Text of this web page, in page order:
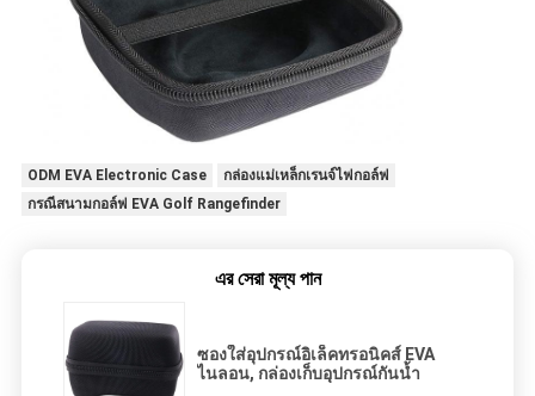
ODM EVA Electronic Case
กล่องแม่เหล็กเรนจ์ไฟกอล์ฟ
กรณีสนามกอล์ฟ EVA Golf Rangefinder
এর সেরা মূল্য পান
ซองใส่อุปกรณ์อิเล็คทรอนิคส์ EVA
ไนลอน, กล่องเก็บอุปกรณ์กันน้ำ